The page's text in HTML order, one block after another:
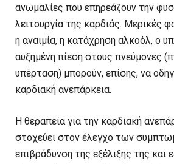
ανωμαλίες που επηρεάζουν την
λειτουργία της καρδιάς. Μερικές
η αναιμία, η κατάχρηση αλκοόλ, ο
αυξημένη πίεση στους πνεύμονες
υπέρταση) μπορούν, επίσης, να
καρδιακή ανεπάρκεια.
Η θεραπεία για την καρδιακή
στοχεύει στον έλεγχο των
επιβράδυνση της εξέλιξης της και